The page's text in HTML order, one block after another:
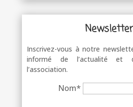
Newsletter
Inscrivez-vous à notre
informé de l’actualité et
l’association.
Nom*